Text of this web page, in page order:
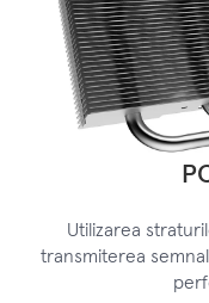
Utilizarea
transmiterea